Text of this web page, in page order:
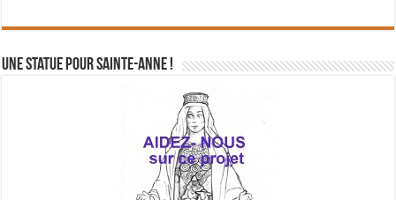
Une statue pour Sainte-Anne !